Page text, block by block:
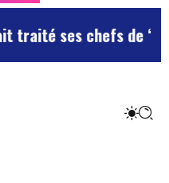
chefs de “chiens”